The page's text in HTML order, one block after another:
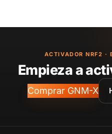
ACTIVADOR NRF2 ·
Empieza a
Comprar GNM-X